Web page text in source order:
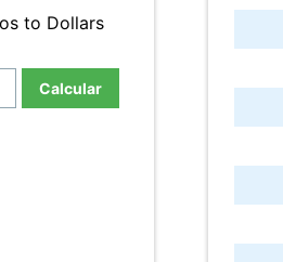
to Dollars
Calcular